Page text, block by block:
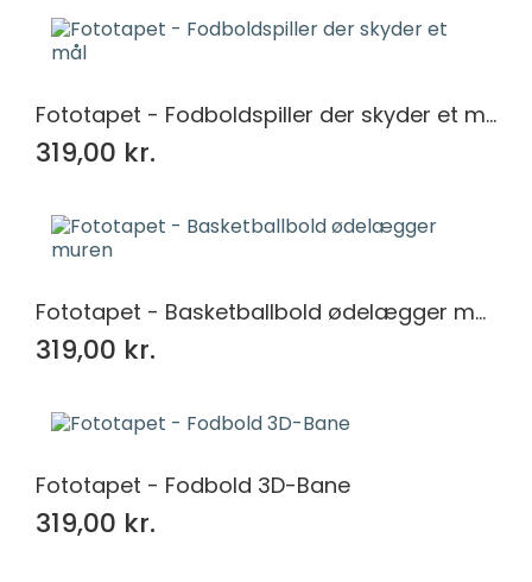
Fototapet - Fodboldspiller der skyder et mål
319,00 kr.
Fototapet - Basketballbold ødelægger muren
319,00 kr.
Fototapet - Fodbold 3D-Bane
319,00 kr.